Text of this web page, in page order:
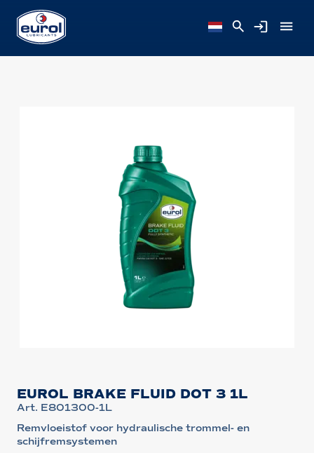
EUROL BRAKE FLUID DOT 3 1L
Art. E801300-1L
Remvloeistof voor hydraulische trommel- en
schijfremsystemen